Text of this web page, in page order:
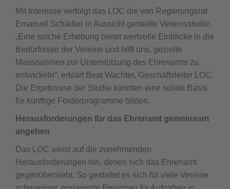
Mit Interesse verfolgt das LOC die von Regierungsrat
Emanuel Schädler in Aussicht gestellte Vereinsstudie.
„Eine solche Erhebung bietet wertvolle Einblicke in die
Bedürfnisse der Vereine und hilft uns, gezielte
Massnahmen zur Unterstützung des Ehrenamts zu
entwickeln“, erklärt Beat Wachter, Geschäftsleiter LOC.
Die Ergebnisse der Studie könnten eine solide Basis
für künftige Förderprogramme bilden.
Herausforderungen für das Ehrenamt gemeinsam
angehen
Das LOC weist auf die zunehmenden
Herausforderungen hin, denen sich das Ehrenamt
gegenübersieht. So gestaltet es sich für viele Vereine